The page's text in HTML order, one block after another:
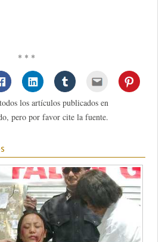
* * *
los artículos publicados en
pero por favor cite la fuente.